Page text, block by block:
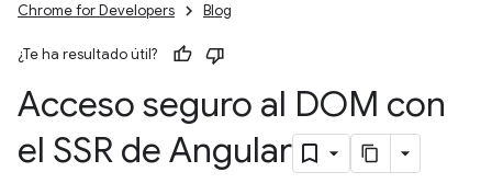
Chrome for Developers Blog
¿Te ha resultado útil?
Acceso seguro al DOM con
el SSR de Angular